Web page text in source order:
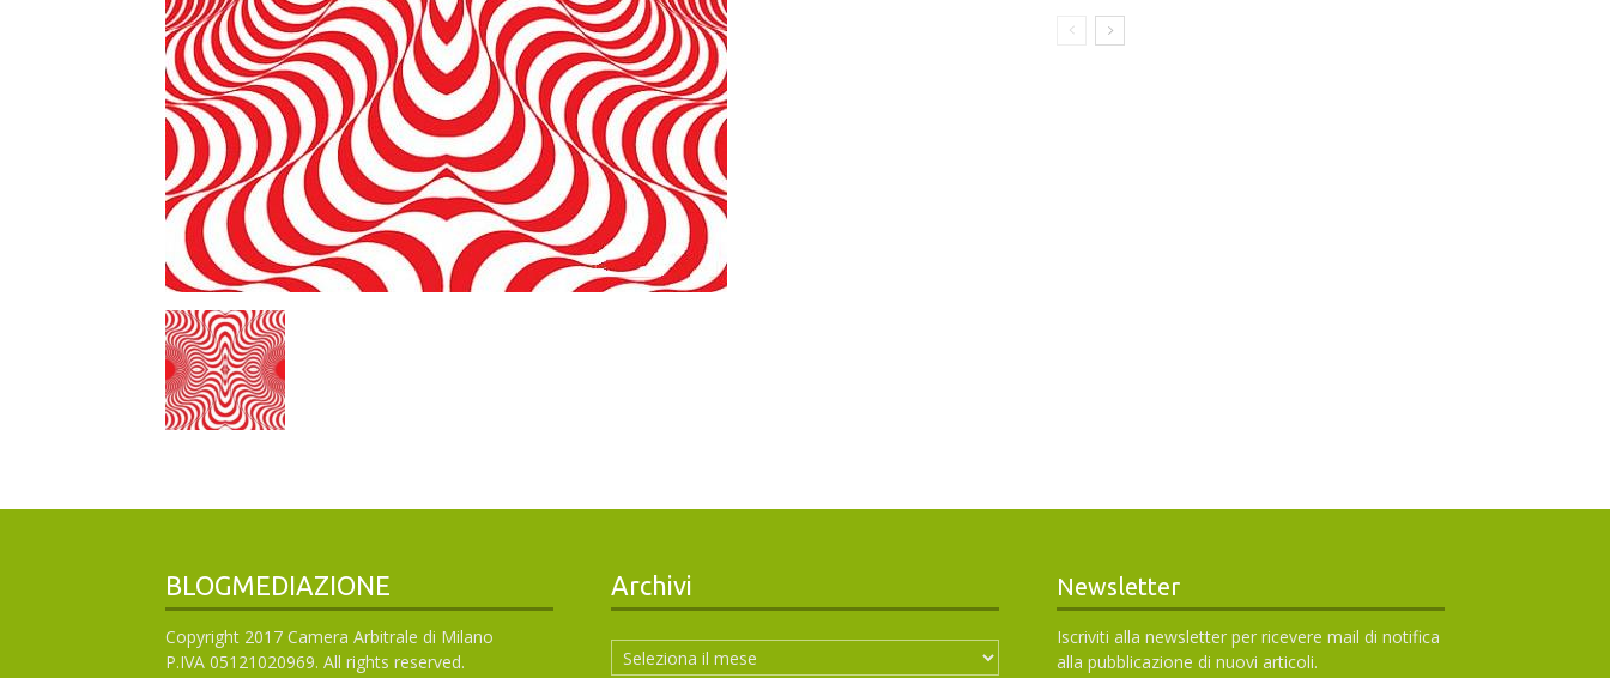
BLOGMEDIAZIONE
Copyright 2017 Camera Arbitrale di Milano
P.IVA 05121020969. All rights reserved.
Archivi
Archivi
Newsletter
Iscriviti alla newsletter per ricevere mail di notifica
alla pubblicazione di nuovi articoli.